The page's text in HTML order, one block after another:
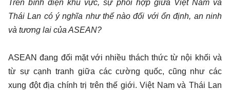
Trên bình diện khu vực, sự phối hợp giữa Việt Nam và
Thái Lan có ý nghĩa như thế nào đối với ổn định, an ninh
và tương lai của ASEAN?
ASEAN đang đối mặt với nhiều thách thức từ nội khối và
từ sự cạnh tranh giữa các cường quốc, cũng như các
xung đột địa chính trị trên thế giới. Việt Nam và Thái Lan